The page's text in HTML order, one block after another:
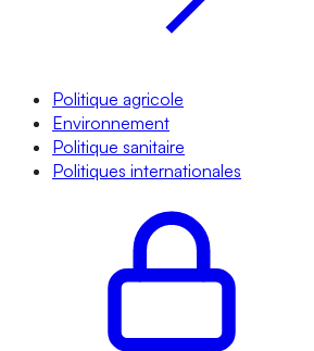
Politique agricole
Environnement
Politique sanitaire
Politiques internationales